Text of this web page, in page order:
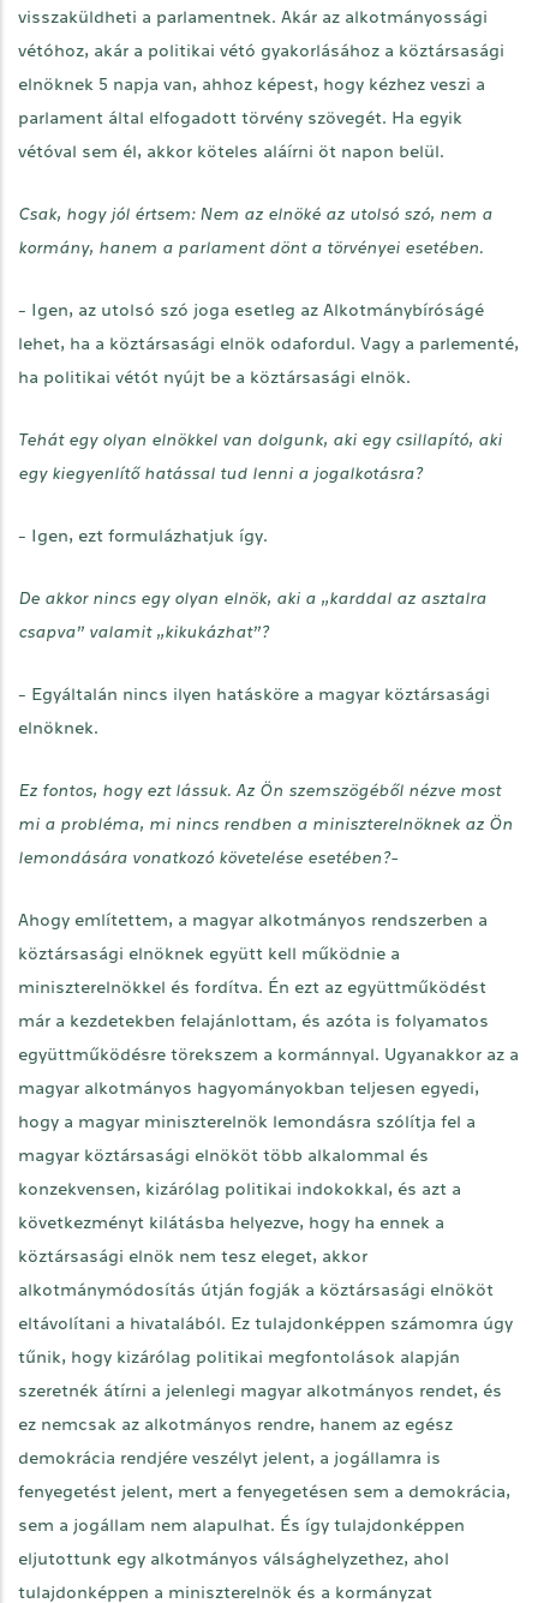
visszaküldheti a parlamentnek. Akár az alkotmányossági
vétóhoz, akár a politikai vétó gyakorlásához a köztársasági
elnöknek 5 napja van, ahhoz képest, hogy kézhez veszi a
parlament által elfogadott törvény szövegét. Ha egyik
vétóval sem él, akkor köteles aláírni öt napon belül.
Csak, hogy jól értsem: Nem az elnöké az utolsó szó, nem a
kormány, hanem a parlament dönt a törvényei esetében.
- Igen, az utolsó szó joga esetleg az Alkotmánybíróságé
lehet, ha a köztársasági elnök odafordul. Vagy a parlementé,
ha politikai vétót nyújt be a köztársasági elnök.
Tehát egy olyan elnökkel van dolgunk, aki egy csillapító, aki
egy kiegyenlítő hatással tud lenni a jogalkotásra?
- Igen, ezt formulázhatjuk így.
De akkor nincs egy olyan elnök, aki a „karddal az asztalra
csapva” valamit „kikukázhat”?
- Egyáltalán nincs ilyen hatásköre a magyar köztársasági
elnöknek.
Ez fontos, hogy ezt lássuk. Az Ön szemszögéből nézve most
mi a probléma, mi nincs rendben a miniszterelnöknek az Ön
lemondására vonatkozó követelése esetében?-
Ahogy említettem, a magyar alkotmányos rendszerben a
köztársasági elnöknek együtt kell működnie a
miniszterelnökkel és fordítva. Én ezt az együttműködést
már a kezdetekben felajánlottam, és azóta is folyamatos
együttműködésre törekszem a kormánnyal. Ugyanakkor az a
magyar alkotmányos hagyományokban teljesen egyedi,
hogy a magyar miniszterelnök lemondásra szólítja fel a
magyar köztársasági elnököt több alkalommal és
konzekvensen, kizárólag politikai indokokkal, és azt a
következményt kilátásba helyezve, hogy ha ennek a
köztársasági elnök nem tesz eleget, akkor
alkotmánymódosítás útján fogják a köztársasági elnököt
eltávolítani a hivatalából. Ez tulajdonképpen számomra úgy
tűnik, hogy kizárólag politikai megfontolások alapján
szeretnék átírni a jelenlegi magyar alkotmányos rendet, és
ez nemcsak az alkotmányos rendre, hanem az egész
demokrácia rendjére veszélyt jelent, a jogállamra is
fenyegetést jelent, mert a fenyegetésen sem a demokrácia,
sem a jogállam nem alapulhat. És így tulajdonképpen
eljutottunk egy alkotmányos válsághelyzethez, ahol
tulajdonképpen a miniszterelnök és a kormányzat